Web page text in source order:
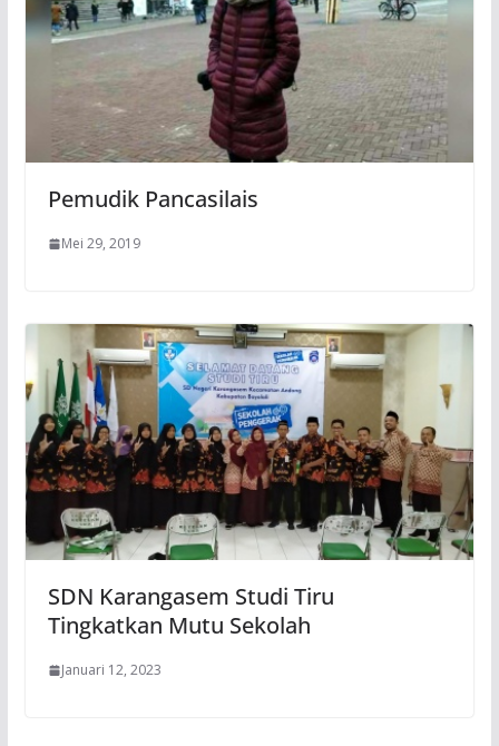
Pemudik Pancasilais
Mei 29, 2019
SDN Karangasem Studi Tiru
Tingkatkan Mutu Sekolah
Januari 12, 2023